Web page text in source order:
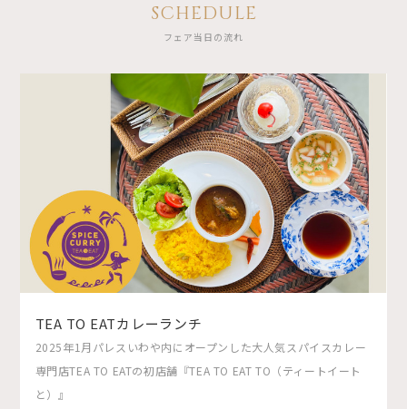
SCHEDULE
フェア当日の流れ
TEA TO EATカレーランチ
2025年1月パレスいわや内にオープンした大人気スパイスカレー
専門店TEA TO EATの初店舗『TEA TO EAT TO（ティートイート
と）』